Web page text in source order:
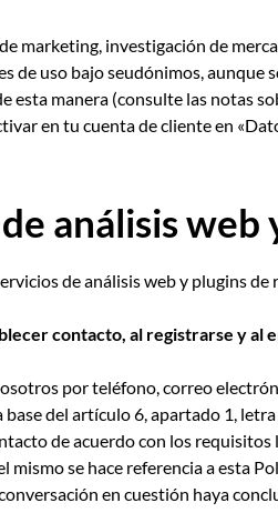
marketing, investigación de
de uso bajo seudónimos, aunque
esta manera (consulte las notas
en tu cuenta de cliente en
análisis web
de análisis web y plugins
contacto, al registrarse y al
por teléfono, correo
del artículo 6, apartado 1,
de acuerdo con los
se hace referencia a esta
en cuestión haya